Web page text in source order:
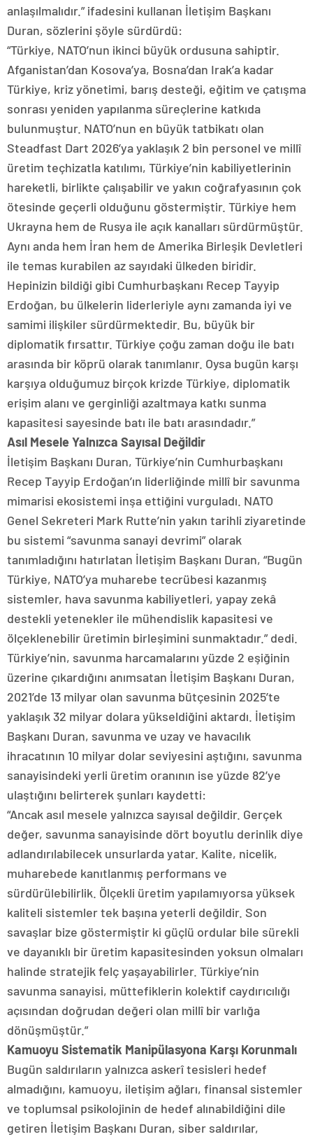
anlaşılmalıdır.” ifadesini kullanan İletişim Başkanı
Duran, sözlerini şöyle sürdürdü:
“Türkiye, NATO’nun ikinci büyük ordusuna sahiptir.
Afganistan’dan Kosova’ya, Bosna’dan Irak’a kadar
Türkiye, kriz yönetimi, barış desteği, eğitim ve çatışma
sonrası yeniden yapılanma süreçlerine katkıda
bulunmuştur. NATO’nun en büyük tatbikatı olan
Steadfast Dart 2026’ya yaklaşık 2 bin personel ve millî
üretim teçhizatla katılımı, Türkiye’nin kabiliyetlerinin
hareketli, birlikte çalışabilir ve yakın coğrafyasının çok
ötesinde geçerli olduğunu göstermiştir. Türkiye hem
Ukrayna hem de Rusya ile açık kanalları sürdürmüştür.
Aynı anda hem İran hem de Amerika Birleşik Devletleri
ile temas kurabilen az sayıdaki ülkeden biridir.
Hepinizin bildiği gibi Cumhurbaşkanı Recep Tayyip
Erdoğan, bu ülkelerin liderleriyle aynı zamanda iyi ve
samimi ilişkiler sürdürmektedir. Bu, büyük bir
diplomatik fırsattır. Türkiye çoğu zaman doğu ile batı
arasında bir köprü olarak tanımlanır. Oysa bugün karşı
karşıya olduğumuz birçok krizde Türkiye, diplomatik
erişim alanı ve gerginliği azaltmaya katkı sunma
kapasitesi sayesinde batı ile batı arasındadır.”
Asıl Mesele Yalnızca Sayısal Değildir
İletişim Başkanı Duran, Türkiye’nin Cumhurbaşkanı
Recep Tayyip Erdoğan’ın liderliğinde millî bir savunma
mimarisi ekosistemi inşa ettiğini vurguladı. NATO
Genel Sekreteri Mark Rutte’nin yakın tarihli ziyaretinde
bu sistemi “savunma sanayi devrimi” olarak
tanımladığını hatırlatan İletişim Başkanı Duran, “Bugün
Türkiye, NATO’ya muharebe tecrübesi kazanmış
sistemler, hava savunma kabiliyetleri, yapay zekâ
destekli yetenekler ile mühendislik kapasitesi ve
ölçeklenebilir üretimin birleşimini sunmaktadır.” dedi.
Türkiye’nin, savunma harcamalarını yüzde 2 eşiğinin
üzerine çıkardığını anımsatan İletişim Başkanı Duran,
2021’de 13 milyar olan savunma bütçesinin 2025’te
yaklaşık 32 milyar dolara yükseldiğini aktardı. İletişim
Başkanı Duran, savunma ve uzay ve havacılık
ihracatının 10 milyar dolar seviyesini aştığını, savunma
sanayisindeki yerli üretim oranının ise yüzde 82’ye
ulaştığını belirterek şunları kaydetti:
“Ancak asıl mesele yalnızca sayısal değildir. Gerçek
değer, savunma sanayisinde dört boyutlu derinlik diye
adlandırılabilecek unsurlarda yatar. Kalite, nicelik,
muharebede kanıtlanmış performans ve
sürdürülebilirlik. Ölçekli üretim yapılamıyorsa yüksek
kaliteli sistemler tek başına yeterli değildir. Son
savaşlar bize göstermiştir ki güçlü ordular bile sürekli
ve dayanıklı bir üretim kapasitesinden yoksun olmaları
halinde stratejik felç yaşayabilirler. Türkiye’nin
savunma sanayisi, müttefiklerin kolektif caydırıcılığı
açısından doğrudan değeri olan millî bir varlığa
dönüşmüştür.”
Kamuoyu Sistematik Manipülasyona Karşı Korunmalı
Bugün saldırıların yalnızca askerî tesisleri hedef
almadığını, kamuoyu, iletişim ağları, finansal sistemler
ve toplumsal psikolojinin de hedef alınabildiğini dile
getiren İletişim Başkanı Duran, siber saldırılar,